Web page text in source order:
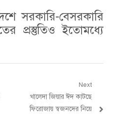
সরকারি-বেসরকারি
প্রস্তুতিও ইতোমধ্যে
Next
Next
post:
খালেদা জিয়ার ঈদ কাটছে
ফিরোজায় স্বজনদের নিয়ে